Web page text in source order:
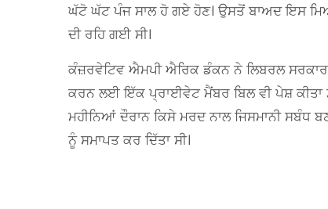
ਘੱਟੋ ਘੱਟ ਪੰਜ ਸਾਲ ਹੋ ਗਏ ਹੋਣ। ਉਸਤੋਂ ਬਾਅਦ ਇਸ
ਦੀ ਰਹਿ ਗਈ ਸੀ।
ਕੰਜ਼ਰਵੇਟਿਵ ਐਮਪੀ ਐਰਿਕ ਡੰਕਨ ਨੇ ਲਿਬਰਲ ਸਰਕਾਰ
ਕਰਨ ਲਈ ਇੱਕ ਪ੍ਰਾਈਵੇਟ ਮੈਂਬਰ ਬਿਲ ਵੀ ਪੇਸ਼ ਕੀਤਾ
ਮਹੀਨਿਆਂ ਦੌਰਾਨ ਕਿਸੇ ਮਰਦ ਨਾਲ ਜਿਸਮਾਨੀ ਸਬੰਧ
ਨੂੰ ਸਮਾਪਤ ਕਰ ਦਿੱਤਾ ਸੀ।